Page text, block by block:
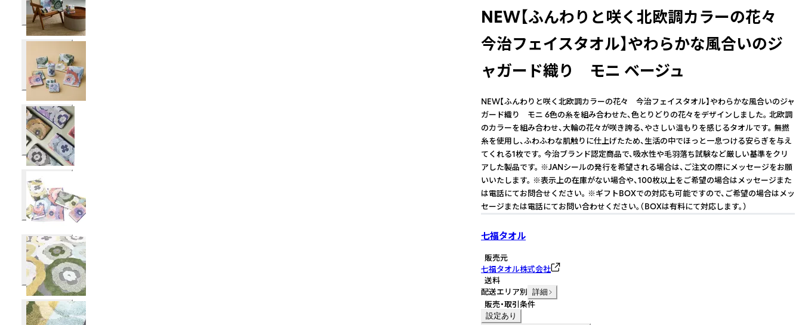
NEW【ふんわりと咲く北欧調カラーの花々
今治フェイスタオル】やわらかな風合いのジ
ャガード織り モニ ベージュ
NEW【ふんわりと咲く北欧調カラーの花々 今治フェイスタオル】やわらかな風合いのジャ
ガード織り モニ 6色の糸を組み合わせた、色とりどりの花々をデザインしました。 北欧調
のカラーを組み合わせ、大輪の花々が咲き誇る、やさしい温もりを感じるタオルです。 無撚
糸を使用し、ふわふわな肌触りに仕上げたため、生活の中でほっと一息つける安らぎを与え
てくれる1枚です。 今治ブランド認定商品で、吸水性や毛羽落ち試験など厳しい基準をクリ
アした製品です。 ※JANシールの発行を希望される場合は、ご注文の際にメッセージをお願
いいたします。 ※表示上の在庫がない場合や、100枚以上をご希望の場合はメッセージまた
は電話にてお問合せください。 ※ギフトBOXでの対応も可能ですので、ご希望の場合はメッ
セージまたは電話にてお問い合わせください。（BOXは有料にて対応します。）
七福タオル
販売元
七福タオル株式会社
送料
配送エリア別 詳細
販売・取引条件
設定あり